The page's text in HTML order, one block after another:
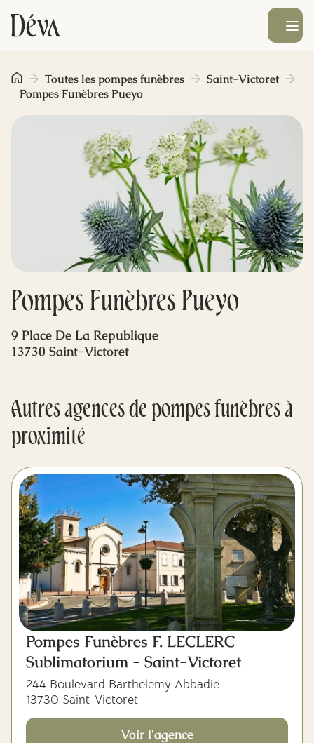
Obsèques
Monument funéraire
Livraison de fleurs
Ouvrir le
Pompes Funèbres Pueyo
Toutes les pompes funèbres
Saint-Victoret
Pompes Funèbres Pueyo
9 Place De La Republique
13730 Saint-Victoret
Autres agences de pompes funèbres à
proximité
Pompes Funèbres F. LECLERC
Sublimatorium - Saint-Victoret
244 Boulevard Barthelemy Abbadie
13730 Saint-Victoret
Voir l'agence